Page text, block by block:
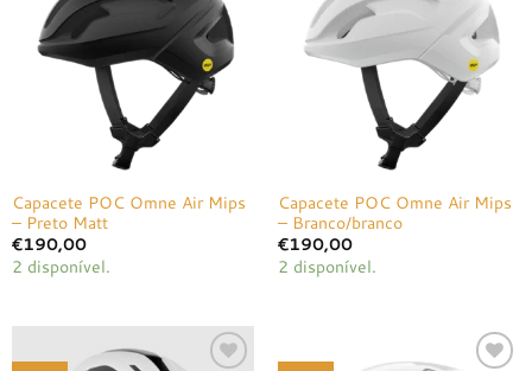
à lista de
desejos
Capacete POC Omne Air Mips
– Preto Matt
€190,00
2 disponível.
à lista de
desejos
Capacete POC Omne Air Mips
– Branco/branco
€190,00
2 disponível.